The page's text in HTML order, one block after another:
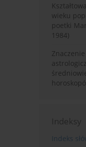
wieku
poetki
1984)
Indeksy
Indeks